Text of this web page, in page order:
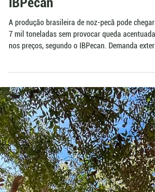
Artur Chagas
17 de jun.
IBPecan
Safra maior de noz-pecã
deve reduzir preços, avalia
IBPecan
A produção brasileira de noz-pecã pode chegar
7 mil toneladas sem provocar queda acentuada
nos preços, segundo o IBPecan. Demanda
novos mercados e estoques baixos nos
países produtores sustentam as cotações. A
estabilidade, porém, depende da qualidade dos